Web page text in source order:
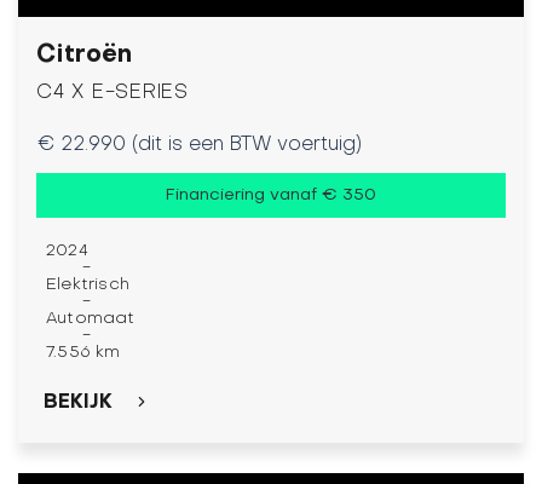
Citroën
C4 X E-SERIES
€ 22.990 (dit is een BTW voertuig)
Financiering vanaf € 350
2024
-
Elektrisch
-
Automaat
-
7.556 km
BEKIJK